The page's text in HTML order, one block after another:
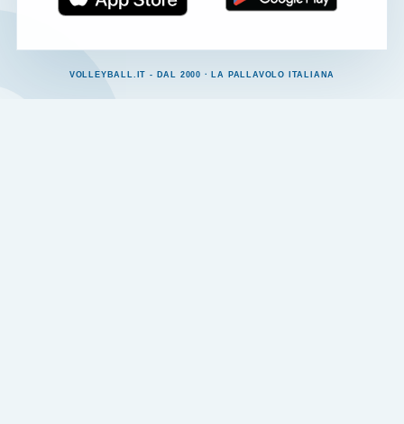
VOLLEYBALL.IT - DAL 2000 · LA PALLAVOLO ITALIANA